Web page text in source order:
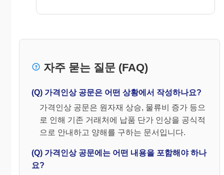
자주 묻는 질문 (FAQ)
(Q) 가격인상 공문은 어떤 상황에서 작성하나요?
가격인상 공문은 원자재 상승, 물류비 증가 등으
로 인해 기존 거래처에 납품 단가 인상을 공식적
으로 안내하고 양해를 구하는 문서입니다.
(Q) 가격인상 공문에는 어떤 내용을 포함해야 하나
요?